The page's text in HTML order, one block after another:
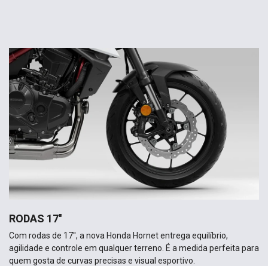
RODAS 17''
Com rodas de 17'', a nova Honda Hornet entrega equilíbrio,
agilidade e controle em qualquer terreno. É a medida perfeita para
quem gosta de curvas precisas e visual esportivo.